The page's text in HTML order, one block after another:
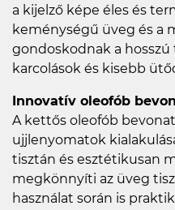
a kijelző képe éles és
keménységű üveg és a
gondoskodnak a
karcolások és kisebb
Innovatív oleofób
A kettős oleofób
ujjlenyomatok
tisztán és esztétikusan
megkönnyíti az üveg
használat során is